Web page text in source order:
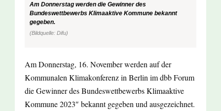
Am Donnerstag werden die Gewinner des
Bundeswettbewerbs Klimaaktive Kommune bekannt
gegeben.
(Bildquelle: Difu)
Am Donnerstag, 16. November werden auf der
Kommunalen Klimakonferenz in Berlin im dbb Forum
die Gewinner des Bundeswettbewerbs Klimaaktive
Kommune 2023″ bekannt gegeben und ausgezeichnet.